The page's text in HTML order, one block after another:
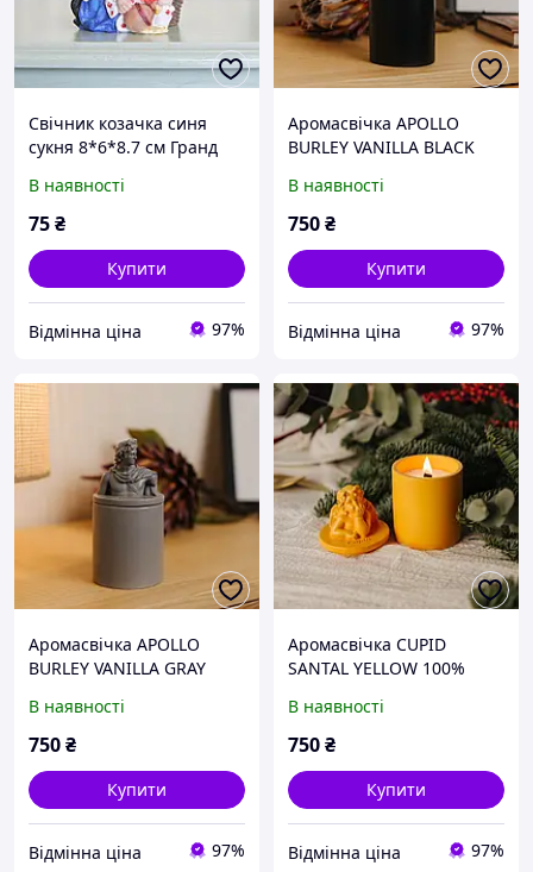
Свічник козачка синя
сукня 8*6*8.7 см Гранд
В наявності
75₴
Купити
Відмінна ціна 97%
Аромасвічка APOLLO
BURLEY VANILLA BLACK
35h Гранд Презент NAC
1026BL
В наявності
750₴
Купити
Відмінна ціна 97%
Аромасвічка APOLLO
BURLEY VANILLA GRAY
35h Гранд Презент NAC
1027GY
В наявності
750₴
Купити
Відмінна ціна 97%
Аромасвічка CUPID
SANTAL YELLOW 100%
Гранд Презент NAC 1032Y
В наявності
750₴
Купити
Відмінна ціна 97%